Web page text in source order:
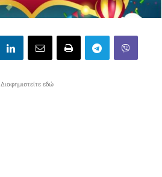
Διαφημιστείτε εδώ